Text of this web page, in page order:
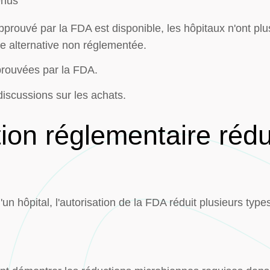
par la FDA est disponible, les hôpitaux n'ont
alternative non réglementée.
par la FDA.
sur les achats.
réglementaire
hôpital, l'autorisation de la FDA réduit plusieurs